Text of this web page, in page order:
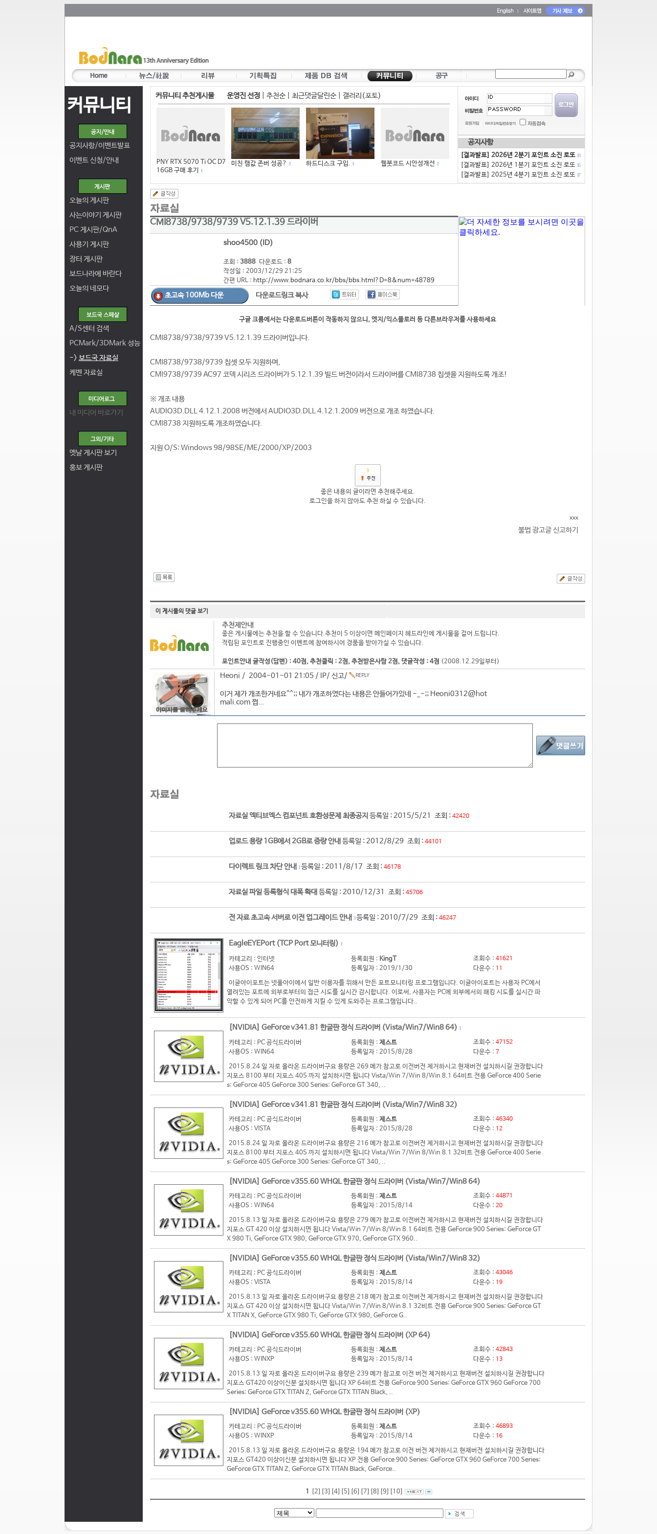
커뮤니티
공지사항/이벤트발표
이벤트 신청/안내
오늘의 게시판
사는이야기 게시판
PC 게시판/QnA
사용기 게시판
장터 게시판
보드나라에 바란다
오늘의 네모다
A/S센터 검색
PCMark/3DMark 성능
-> 보드국 자료실
케벤 자료실
내 미디어 바로가기
옛날 게시판 보기
홍보 게시판
커뮤니티 추천게시물 운영진 선정 추천순| 최근댓글달린순| 갤러리(포토)
PNY RTX 5070 Ti OC D7
16GB 구매 후기
1
미친 램값 존버 성공? 3 하드디스크 구입. 1 웹봇코드 시안성개선 2
공지사항
[결과발표] 2026년 2분기 포인트 소진 로또 13
[결과발표] 2026년 1분기 포인트 소진 로또 15
[결과발표] 2025년 4분기 포인트 소진 로또 17
CMI8738/9738/9739 V5.12.1.39 드라이버
shoo4500 (ID)
조회 : 3888 다운로드 : 8
작성일 : 2003/12/29 21:25
간편 URL : http://www.bodnara.co.kr/bbs/bbs.html?D=8&num=48789
초고속 100Mb 다운 다운로드링크 복사
구글 크롬에서는 다운로드버튼이 작동하지 않으니, 엣지/익스플로러 등 다른브라우저를 사용하세요
CMI8738/9738/9739 V5.12.1.39 드라이버입니다.
CMI8738/9738/9739 칩셋 모두 지원하며,
CMI9738/9739 AC97 코덱 시리즈 드라이버가 5.12.1.39 빌드 버전이라서 드라이버를 CMI8738 칩셋을 지원하도록 개조!
※ 개조 내용
AUDIO3D.DLL 4.12.1.2008 버전에서 AUDIO3D.DLL 4.12.1.2009 버전으로 개조 하였습니다.
CMI8738 지원하도록 개조하였습니다.
지원 O/S: Windows 98/98SE/ME/2000/XP/2003
3
좋은 내용의 글이라면 추천해주세요.
로그인을 하지 않아도 추천 하실 수 있습니다.
xxx
불법 광고글 신고하기
이 게시물의 댓글 보기
추천제안내
좋은 게시물에는 추천을 할 수 있습니다.추천이 5 이상이면 메인페이지 헤드라인에 게시물을 걸어 드립니다.
적립된 포인트로 진행중인 이벤트에 참여하시어 경품을 받아가실 수 있습니다.
포인트안내 글작성(답변) : 40점, 추천클릭 : 2점, 추천받은사람 2점, 댓글작성 : 4점 (2008.12.29일부터)
Heoni / 2004-01-01 21:05 / IP/ 신고/
이거 제가 개조한거네요^^;; 내가 개조하였다는 내용은 안들어가있네 -_-;; Heoni0312@hot
mali.com 쩝...
자료실 엑티브엑스 컴포넌트 호환성문제 최종공지 등록일 : 2015/5/21 조회 : 42420
업로드 용량 1GB에서 2GB로 증량 안내 등록일 : 2012/8/29 조회 : 44101
다이렉트 링크 차단 안내 1등록일 : 2011/8/17 조회 : 46178
자료실 파일 등록형식 대폭 확대 등록일 : 2010/12/31 조회 : 45706
전 자료 초고속 서버로 이전 업그레이드 안내 3등록일 : 2010/7/29 조회 : 46247
EagleEYEPort (TCP Port 모니터링) 1
카테고리 : 인터넷
사용OS : WIN64
등록회원 : KingT
등록일자 : 2019/1/30
조회수 : 41621
다운수 : 11
이글아이포트는 넷풀아이에서 일반 이용자를 위해서 만든 포트모니터링 프로그램입니다. 이글아이포트는 사용자 PC에서
열려있는 포트에 외부로부터의 접근 시도를 실시간 감시합니다. 이로써, 사용자는 PC에 외부에서의 해킹 시도를 실시간 파
악할 수 있게 되어 PC를 안전하게 지킬 수 있게 도와주는 프로그램입니다..
[NVIDIA] GeForce v341.81 한글판 정식 드라이버 (Vista/Win7/Win8 64) 1
카테고리 : PC 공식드라이버
사용OS : WIN64
등록회원 : 제스트
등록일자 : 2015/8/28
조회수 : 47152
다운수 : 7
2015.8.24 일 자로 올라온 드라이버구요 용량은 269 메가 참고로 이전버전 제거하시고 현재버전 설치하시길 권장합니다
지포스 8100 부터 지포스 405 까지 설치하시면 됩니다 Vista/Win 7/Win 8/Win 8.1 64비트 전용 GeForce 400 Serie
s: GeForce 405 GeForce 300 Series: GeForce GT 340, ..
[NVIDIA] GeForce v341.81 한글판 정식 드라이버 (Vista/Win7/Win8 32)
카테고리 : PC 공식드라이버
사용OS : VISTA
등록회원 : 제스트
등록일자 : 2015/8/28
조회수 : 46340
다운수 : 12
2015.8.24 일 자로 올라온 드라이버구요 용량은 216 메가 참고로 이전버전 제거하시고 현재버전 설치하시길 권장합니다
지포스 8100 부터 지포스 405 까지 설치하시면 됩니다 Vista/Win 7/Win 8/Win 8.1 32비트 전용 GeForce 400 Serie
s: GeForce 405 GeForce 300 Series: GeForce GT 340, ..
[NVIDIA] GeForce v355.60 WHQL 한글판 정식 드라이버 (Vista/Win7/Win8 64)
카테고리 : PC 공식드라이버
사용OS : WIN64
등록회원 : 제스트
등록일자 : 2015/8/14
조회수 : 44871
다운수 : 20
2015.8.13 일 자로 올라온 드라이버구요 용량은 279 메가 참고로 이전버전 제거하시고 현재버전 설치하시길 권장합니다
지포스 GT 420 이상 설치하시면 됩니다 Vista/Win 7/Win 8/Win 8.1 64비트 전용 GeForce 900 Series: GeForce GT
X 980 Ti, GeForce GTX 980, GeForce GTX 970, GeForce GTX 960..
[NVIDIA] GeForce v355.60 WHQL 한글판 정식 드라이버 (Vista/Win7/Win8 32)
카테고리 : PC 공식드라이버
사용OS : VISTA
등록회원 : 제스트
등록일자 : 2015/8/14
조회수 : 43046
다운수 : 19
2015.8.13 일 자로 올라온 드라이버구요 용량은 218 메가 참고로 이전버전 제거하시고 현재버전 설치하시길 권장합니다
지포스 GT 420 이상 설치하시면 됩니다 Vista/Win 7/Win 8/Win 8.1 32비트 전용 GeForce 900 Series: GeForce GT
X TITAN X, GeForce GTX 980 Ti, GeForce GTX 980, GeForce G..
[NVIDIA] GeForce v355.60 WHQL 한글판 정식 드라이버 (XP 64)
카테고리 : PC 공식드라이버
사용OS : WINXP
등록회원 : 제스트
등록일자 : 2015/8/14
조회수 : 42843
다운수 : 13
2015.8.13 일 자로 올라온 드라이버구요 용량은 239 메가 참고로 이전 버전 제거하시고 현재버전 설치하시길 권장합니다
지포스 GT420 이상이신분 설치하시면 됩니다 XP 64비트 전용 GeForce 900 Series: GeForce GTX 960 GeForce 700
Series: GeForce GTX TITAN Z, GeForce GTX TITAN Black, ..
[NVIDIA] GeForce v355.60 WHQL 한글판 정식 드라이버 (XP)
카테고리 : PC 공식드라이버
사용OS : WINXP
등록회원 : 제스트
등록일자 : 2015/8/14
조회수 : 46893
다운수 : 16
2015.8.13 일 자로 올라온 드라이버구요 용량은 194 메가 참고로 이전 버전 제거하시고 현재버전 설치하시길 권장합니다
지포스 GT420 이상이신분 설치하시면 됩니다 XP 전용 GeForce 900 Series: GeForce GTX 960 GeForce 700 Series:
GeForce GTX TITAN Z, GeForce GTX TITAN Black, GeForce..
1 [2] [3] [4] [5] [6] [7] [8] [9] [10]